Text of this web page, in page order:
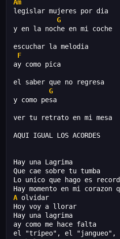
Am
legislar mujeres por dia
G
y en la noche en mi coche
escuchar la melodia
F
ay como pica
el saber que no regresa
G
y como pesa
ver tu retrato en mi mesa
AQUI IGUAL LOS ACORDES
Hay una Lagrima
Que cae sobre tu tumba
Lo unico que hago es
Hay momento en mi corazon
A olvidar
Hoy voy a llorar
Hay una lagrima
ay como me hace falta
el "tripeo", el "jangueo",